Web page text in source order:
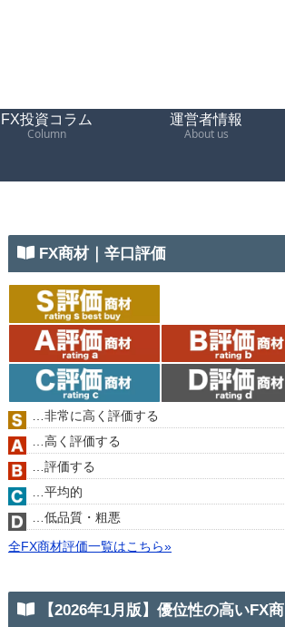
FX投資コラム
Column
運営者情報
About us
FX商材｜辛口評価
…非常に高く評価する
…高く評価する
…評価する
…平均的
…低品質・粗悪
全FX商材評価一覧はこちら»
【2026年1月版】優位性の高いFX商